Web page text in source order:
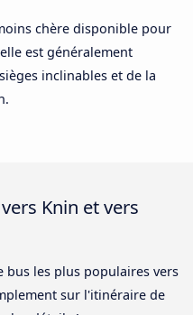
chère disponible pour
est généralement
inclinables et de la
Knin et vers
bus les plus populaires vers
sur l'itinéraire de